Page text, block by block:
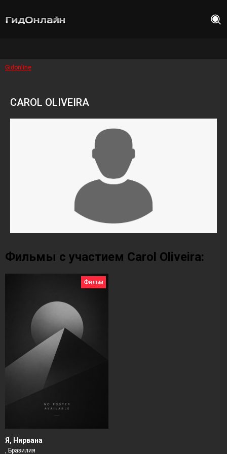
Gidonline
CAROL OLIVEIRA
Фильмы с участием Carol Oliveira:
Фильм
Я, Нирвана
, Бразилия